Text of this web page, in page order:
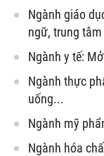
Ngành giáo
ngữ, trung
Ngành y tế:
Ngành thực
uống...
Ngành mỹ
Ngành hóa